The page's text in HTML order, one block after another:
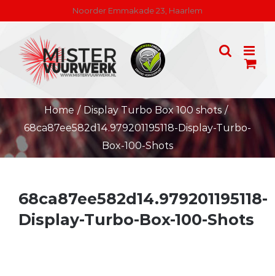
content
Noorder Emmakade 23, Haarlem
Home / Display Turbo Box 100 shots /
68ca87ee582d14.979201195118-Display-Turbo-
Box-100-Shots
68ca87ee582d14.979201195118-
Display-Turbo-Box-100-Shots